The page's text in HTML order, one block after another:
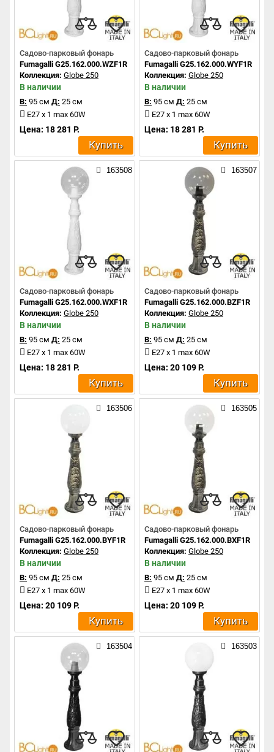
Садово-парковый фонарь
Fumagalli G25.162.000.WZF1R
Коллекция: Globe 250
В наличии
В: 95 см Д: 25 см
E27 x 1 max 60W
Цена: 18 281 Р.
Купить
Садово-парковый фонарь
Fumagalli G25.162.000.WYF1R
Коллекция: Globe 250
В наличии
В: 95 см Д: 25 см
E27 x 1 max 60W
Цена: 18 281 Р.
Купить
163508
Садово-парковый фонарь
Fumagalli G25.162.000.WXF1R
Коллекция: Globe 250
В наличии
В: 95 см Д: 25 см
E27 x 1 max 60W
Цена: 18 281 Р.
Купить
163507
Садово-парковый фонарь
Fumagalli G25.162.000.BZF1R
Коллекция: Globe 250
В наличии
В: 95 см Д: 25 см
E27 x 1 max 60W
Цена: 20 109 Р.
Купить
163506
Садово-парковый фонарь
Fumagalli G25.162.000.BYF1R
Коллекция: Globe 250
В наличии
В: 95 см Д: 25 см
E27 x 1 max 60W
Цена: 20 109 Р.
Купить
163505
Садово-парковый фонарь
Fumagalli G25.162.000.BXF1R
Коллекция: Globe 250
В наличии
В: 95 см Д: 25 см
E27 x 1 max 60W
Цена: 20 109 Р.
Купить
163504 163503